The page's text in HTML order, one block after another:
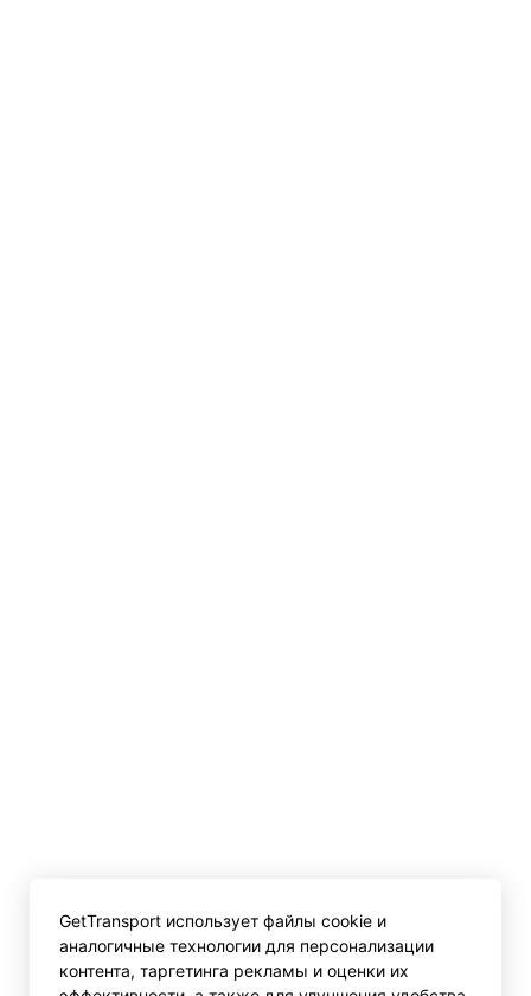
GetTransport использует файлы cookie и
аналогичные технологии для персонализации
контента, таргетинга рекламы и оценки их